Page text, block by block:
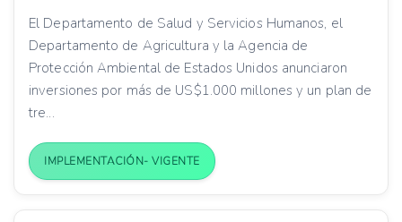
El Departamento de Salud y Servicios Humanos, el
Departamento de Agricultura y la Agencia de
Protección Ambiental de Estados Unidos anunciaron
inversiones por más de US$1.000 millones y un plan de
tre...
IMPLEMENTACIÓN- VIGENTE